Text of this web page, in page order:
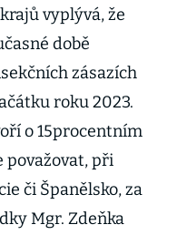
vyplývá, že
době
zásazích
roku 2023.
o 15procentním
považovat, při
či Španělsko, za
Mgr. Zdeňka